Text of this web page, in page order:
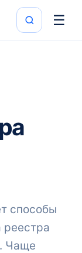
☰
способы
реестра
Чаще